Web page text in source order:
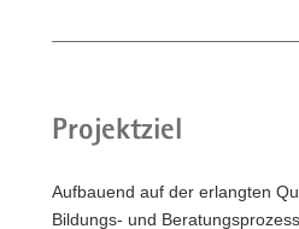
Projektziel
Aufbauend auf der erlangten
Bildungs- und